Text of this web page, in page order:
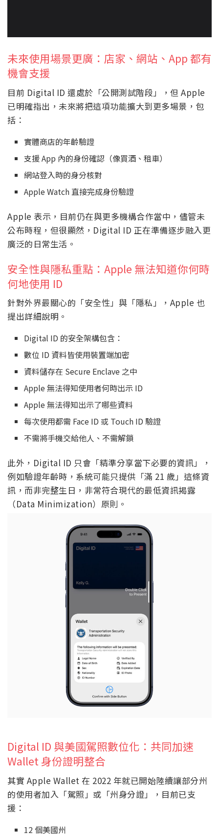
未來使用場景更廣：店家、網站、App 都有
機會支援
目前 Digital ID 還處於「公開測試階段」，但 Apple
已明確指出，未來將把這項功能擴大到更多場景，包
括：
實體商店的年齡驗證
支援 App 內的身份確認（像買酒、租車）
網站登入時的身分核對
Apple Watch 直接完成身份驗證
Apple 表示，目前仍在與更多機構合作當中，儘管未
公布時程，但很顯然，Digital ID 正在準備逐步融入更
廣泛的日常生活。
安全性與隱私重點：Apple 無法知道你何時
何地使用 ID
針對外界最關心的「安全性」與「隱私」，Apple 也
提出詳細說明。
Digital ID 的安全架構包含：
數位 ID 資料皆使用裝置端加密
資料儲存在 Secure Enclave 之中
Apple 無法得知使用者何時出示 ID
Apple 無法得知出示了哪些資料
每次使用都需 Face ID 或 Touch ID 驗證
不需將手機交給他人、不需解鎖
此外，Digital ID 只會「精準分享當下必要的資訊」，
例如驗證年齡時，系統可能只提供「滿 21 歲」這條資
訊，而非完整生日，非常符合現代的最低資訊揭露
（Data Minimization）原則。
Digital ID 與美國駕照數位化：共同加速
Wallet 身份證明整合
其實 Apple Wallet 在 2022 年就已開始陸續讓部分州
的使用者加入「駕照」或「州身分證」，目前已支
援：
12 個美國州